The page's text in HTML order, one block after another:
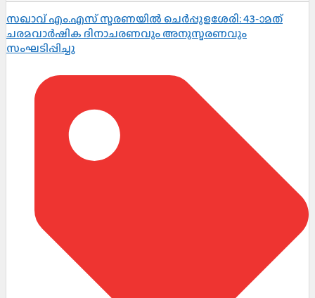
സഖാവ് എം.എസ് സ്മരണയിൽ ചെർപ്പുളശേരി: 43-ാമത്
ചരമവാർഷിക ദിനാചരണവും അനുസ്മരണവും
സംഘടിപ്പിച്ചു